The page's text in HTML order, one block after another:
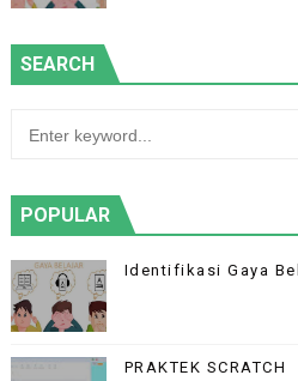
SEARCH
POPULAR
Identifikasi Gaya
PRAKTEK SCRATCH